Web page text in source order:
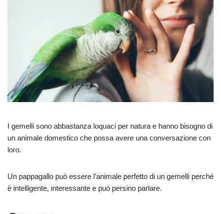
I gemelli sono abbastanza loquaci per natura e hanno bisogno di
un animale domestico che possa avere una conversazione con
loro.
Un pappagallo può essere l’animale perfetto di un gemelli perché
è intelligente, interessante e può persino parlare.